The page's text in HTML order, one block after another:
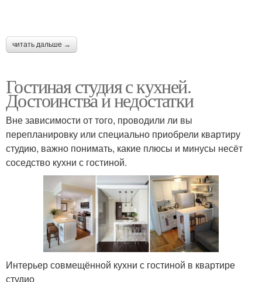
читать дальше →
Гостиная студия с кухней.
Достоинства и недостатки
Вне зависимости от того, проводили ли вы
перепланировку или специально приобрели квартиру
студию, важно понимать, какие плюсы и минусы несёт
соседство кухни с гостиной.
Интерьер совмещённой кухни с гостиной в квартире
студио